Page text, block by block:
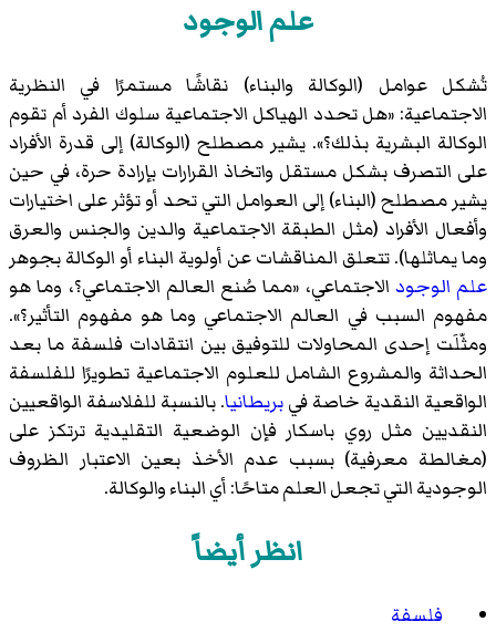
علم الوجود
تُشكل عوامل (الوكالة والبناء) نقاشًا مستمرًا في النظرية
الاجتماعية: «هل تحدد الهياكل الاجتماعية سلوك الفرد أم تقوم
الوكالة البشرية بذلك؟». يشير مصطلح (الوكالة) إلى قدرة الأفراد
على التصرف بشكل مستقل واتخاذ القرارات بإرادة حرة، في حين
يشير مصطلح (البناء) إلى العوامل التي تحد أو تؤثر على اختيارات
وأفعال الأفراد (مثل الطبقة الاجتماعية والدين والجنس والعرق
وما يماثلها). تتعلق المناقشات عن أولوية البناء أو الوكالة بجوهر
علم الوجود الاجتماعي، «مما صُنع العالم الاجتماعي؟، وما هو
مفهوم السبب في العالم الاجتماعي وما هو مفهوم التأثير؟».
ومثّلَت إحدى المحاولات للتوفيق بين انتقادات فلسفة ما بعد
الحداثة والمشروع الشامل للعلوم الاجتماعية تطويرًا للفلسفة
الواقعية النقدية خاصة فيبريطانيا. بالنسبة للفلاسفة الواقعيين
النقديين مثل روي باسكار فإن الوضعية التقليدية ترتكز على
(مغالطة معرفية) بسبب عدم الأخذ بعين الاعتبار الظروف
الوجودية التي تجعل العلم متاحًا: أي البناء والوكالة.
انظر أيضاً
فلسفة